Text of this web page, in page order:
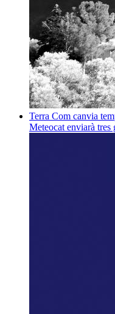
Terra Com canvia
Meteocat enviarà tres